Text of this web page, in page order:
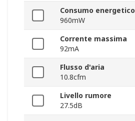
Consumo energetico
960mW
Corrente massima
92mA
Flusso d'aria
10.8cfm
Livello rumore
27.5dB